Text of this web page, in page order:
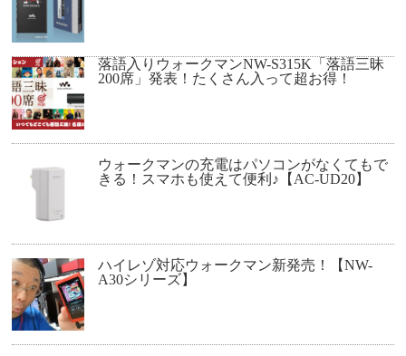
落語入りウォークマンNW-S315K「落語三昧
200席」発表！たくさん入って超お得！
ウォークマンの充電はパソコンがなくてもで
きる！スマホも使えて便利♪【AC-UD20】
ハイレゾ対応ウォークマン新発売！【NW-
A30シリーズ】